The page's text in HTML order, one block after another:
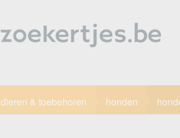
dieren & toebehoren honden